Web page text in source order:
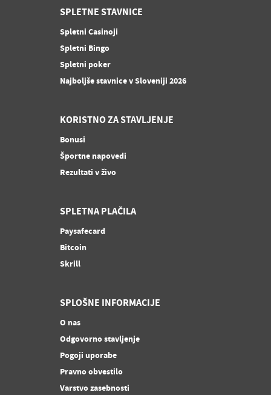
SPLETNE STAVNICE
Spletni Casinoji
Spletni Bingo
Spletni poker
Najboljše stavnice v Sloveniji 2026
KORISTNO ZA STAVLJENJE
Bonusi
Športne napovedi
Rezultati v živo
SPLETNA PLAČILA
Paysafecard
Bitcoin
Skrill
SPLOŠNE INFORMACIJE
O nas
Odgovorno stavljenje
Pogoji uporabe
Pravno obvestilo
Varstvo zasebnosti